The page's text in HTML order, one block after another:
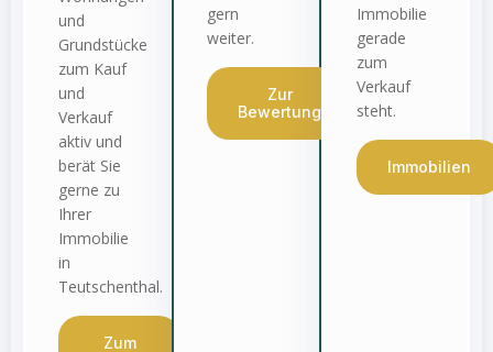
und
Grundstücke
zum Kauf
und
Verkauf
aktiv und
berät Sie
gerne zu
Ihrer
Immobilie
in
Teutschenthal.
Zum
gern
weiter.
Zur
Bewertung
Immobilie
gerade
zum
Verkauf
steht.
Immobilien